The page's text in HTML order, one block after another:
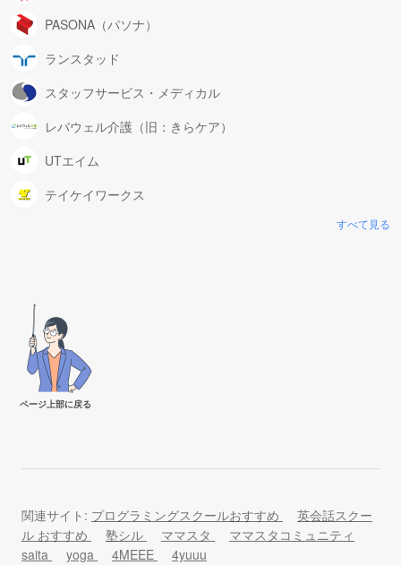
PASONA（パソナ）
ランスタッド
スタッフサービス・メディカル
レバウェル介護（旧：きらケア）
UTエイム
テイケイワークス
すべて見る
ページ上部に戻る
関連サイト: プログラミングスクールおすすめ
英会話スクー
ル おすすめ
塾シル ママスタ
ママスタコミュニティ
saita
yoga 4MEEE 4yuuu